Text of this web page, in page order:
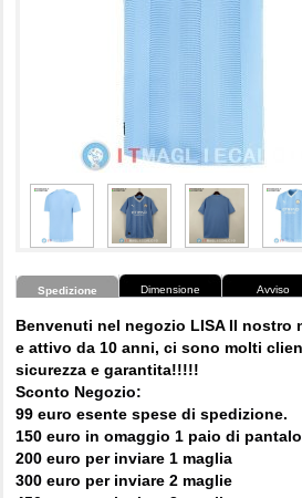
Spedizione Dimensione Avviso
Benvenuti nel negozio LISA Il nostro
e attivo da 10 anni, ci sono molti
sicurezza e garantita!!!!!
Sconto Negozio:
99 euro esente spese di spedizione.
150 euro in omaggio 1 paio di
200 euro per inviare 1 maglia
300 euro per inviare 2 maglie